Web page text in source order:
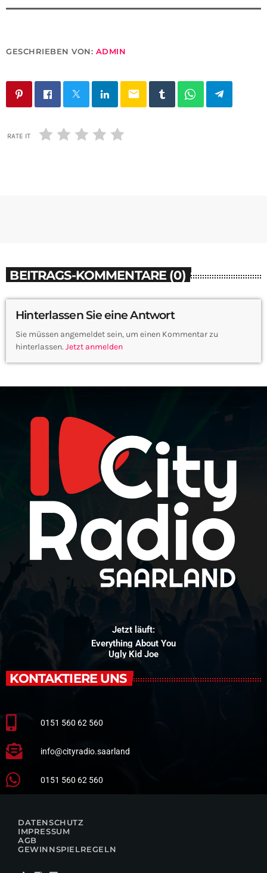
GESCHRIEBEN VON: ADMIN
email
RATE IT
BEITRAGS-KOMMENTARE (0)
Hinterlassen Sie eine Antwort
Sie müssen angemeldet sein, um einen Kommentar zu
hinterlassen. Jetzt anmelden
Jetzt läuft:
Everything About You
Ugly Kid Joe
KONTAKTIERE UNS
0151 560 62 560
info@cityradio.saarland
0151 560 62 560
DATENSCHUTZ
IMPRESSUM
AGB
GEWINNSPIELREGELN